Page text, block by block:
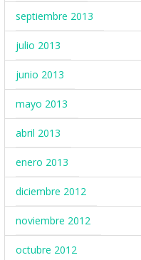
septiembre 2013
julio 2013
junio 2013
mayo 2013
abril 2013
enero 2013
diciembre 2012
noviembre 2012
octubre 2012